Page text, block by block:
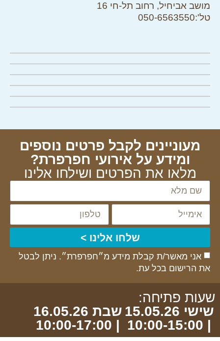
מושב אביחיל, רחוב תל-חי 16
טל':050-6563550
מעוניינים לקבל פרטים נוספים
ומידע על אירועי חפרפרת?
מלאו את הפרטים ושילחו אלינו
אני מאשר/ת קבלת מידע מ״חפרפרת״. ניתן לבטל
את הרישום בכל עת.
שלחו אלינו >
שעות פתיחה:
שישי 15.05.26
| 10:00-15:00
שבת 16.05.26
| 10:00-17:00